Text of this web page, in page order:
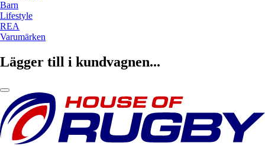
Barn
Lifestyle
REA
Varumärken
Lägger till i kundvagnen...